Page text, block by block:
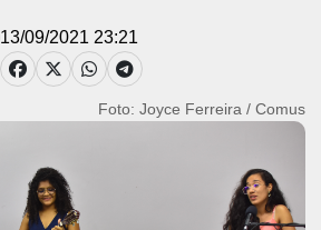
13/09/2021 23:21
Foto: Joyce Ferreira / Comus